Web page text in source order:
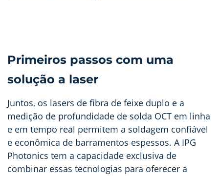
Primeiros passos com uma
solução a laser
Juntos, os lasers de fibra de feixe duplo e a
medição de profundidade de solda OCT em linha
e em tempo real permitem a soldagem confiável
e econômica de barramentos espessos. A IPG
Photonics tem a capacidade exclusiva de
combinar essas tecnologias para oferecer a